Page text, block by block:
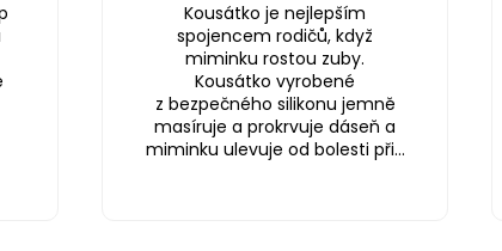
Kousátko je nejlepším
spojencem rodičů, když
miminku rostou zuby.
Kousátko vyrobené
z bezpečného silikonu jemně
masíruje a prokrvuje dáseň a
miminku ulevuje od bolesti při...